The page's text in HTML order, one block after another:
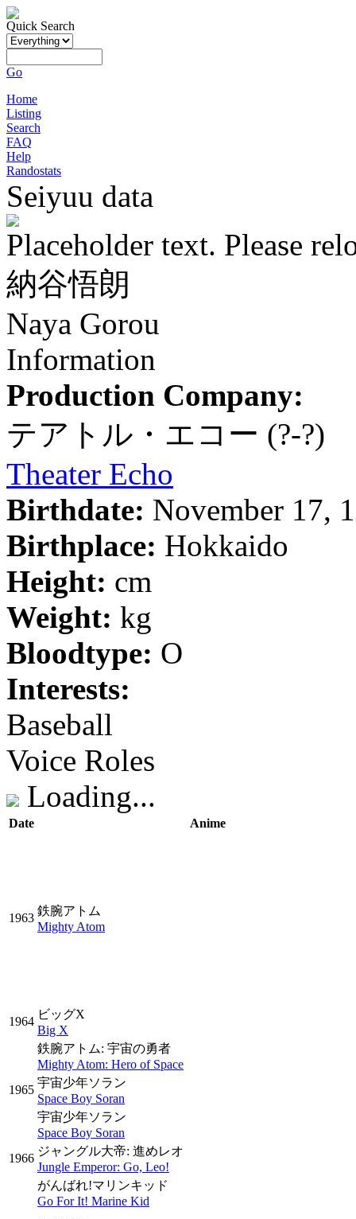
Quick Search
Go
Home
Listing
Search
FAQ
Help
Randostats
Seiyuu data
Placeholder text. Please
納谷悟朗
Naya Gorou
Information
Production Company:
テアトル・エコー (?-?)
Theater Echo
Birthdate: November 17,
Birthplace: Hokkaido
Height: cm
Weight: kg
Bloodtype: O
Interests:
Baseball
Voice Roles
Loading...
Date Anime
1963
鉄腕アトム
Mighty Atom
1964
ビッグX
Big X
鉄腕アトム: 宇宙の勇者
Mighty Atom: Hero of Space
1965
宇宙少年ソラン
Space Boy Soran
宇宙少年ソラン
Space Boy Soran
1966
ジャングル大帝: 進めレオ
Jungle Emperor: Go, Leo!
がんばれ!マリンキッド
Go For It! Marine Kid